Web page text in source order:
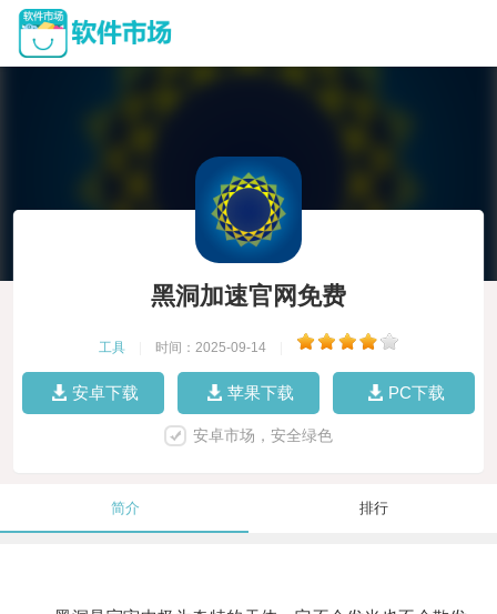
黑洞加速官网免费
工具 时间：2025-09-14
安卓下载 苹果下载 PC下载
安卓市场，安全绿色
简介 排行